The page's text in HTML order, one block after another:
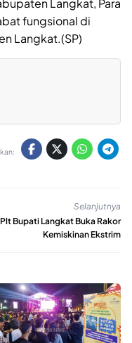
fungsional di
Langkat.(SP)
Selanjutnya
Plt Bupati Langkat Buka Rakor
Kemiskinan Ekstrim